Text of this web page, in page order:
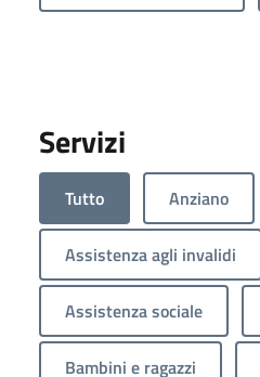
Servizi
Tutto Anziano
Assistenza agli invalidi
Assistenza sociale
Bambini e ragazzi